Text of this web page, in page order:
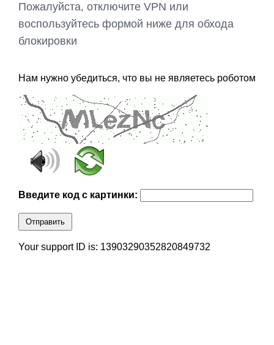
Пожалуйста, отключите VPN или
воспользуйтесь формой ниже для обхода
блокировки
Нам нужно убедиться, что вы не являетесь роботом
Введите код с картинки:
Отправить
Your support ID is: 13903290352820849732